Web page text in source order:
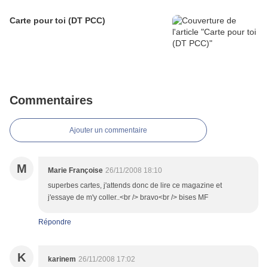
Carte pour toi (DT PCC)
Commentaires
Ajouter un commentaire
M Marie Françoise 26/11/2008 18:10
superbes cartes, j'attends donc de lire ce magazine et
j'essaye de m'y coller..<br /> bravo<br /> bises MF
Répondre
K karinem 26/11/2008 17:02